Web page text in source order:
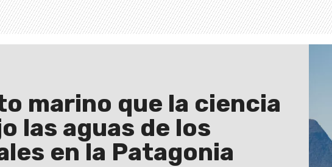
marino que la ciencia
las aguas de los
en la Patagonia